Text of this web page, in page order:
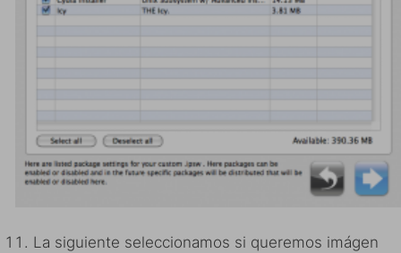
La siguiente seleccionamos si queremos imágen